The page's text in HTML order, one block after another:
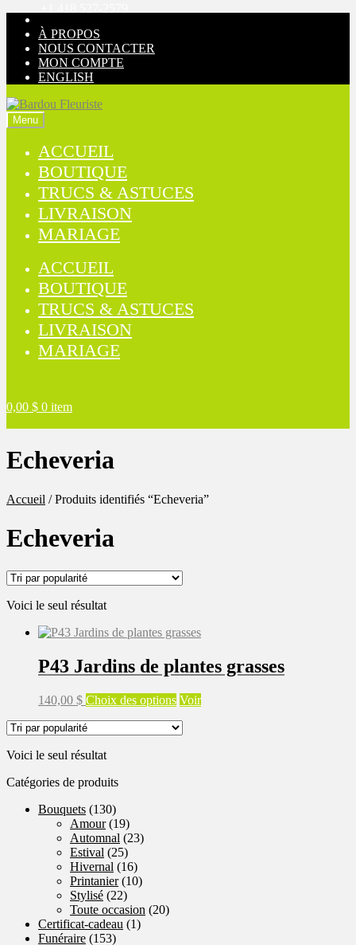
Aller
navigation
Aller
contenu
À PROPOS
NOUS CONTACTER
MON COMPTE
ENGLISH
Menu
ACCUEIL
BOUTIQUE
TRUCS & ASTUCES
LIVRAISON
MARIAGE
ACCUEIL
BOUTIQUE
TRUCS & ASTUCES
LIVRAISON
MARIAGE
0,00 $ 0 item
Echeveria
Accueil /Produits identifiés “Echeveria”
Echeveria
Voici le seul résultat
P43 Jardins de plantes grasses
140,00 $ Choix des options Ce
a
Voir
Voici le seul résultat
Catégories de produits
Bouquets (130)
Amour (19)
Automnal (23)
Estival (25)
Hivernal (16)
Printanier (10)
Stylisé (22)
Toute occasion (20)
Certificat-cadeau (1)
Funéraire (153)